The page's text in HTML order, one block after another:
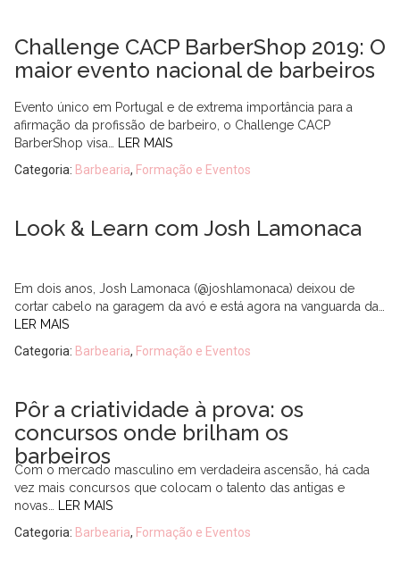
Challenge CACP BarberShop 2019: O
maior evento nacional de barbeiros
Evento único em Portugal e de extrema importância para a
afirmação da profissão de barbeiro, o Challenge CACP
BarberShop visa…
LER MAIS
Categoria: Barbearia, Formação e Eventos
Look & Learn com Josh Lamonaca
Em dois anos, Josh Lamonaca (@joshlamonaca) deixou de
cortar cabelo na garagem da avó e está agora na vanguarda da…
LER MAIS
Categoria: Barbearia, Formação e Eventos
Pôr a criatividade à prova: os
concursos onde brilham os
barbeiros
Com o mercado masculino em verdadeira ascensão, há cada
vez mais concursos que colocam o talento das antigas e
novas…
LER MAIS
Categoria: Barbearia, Formação e Eventos